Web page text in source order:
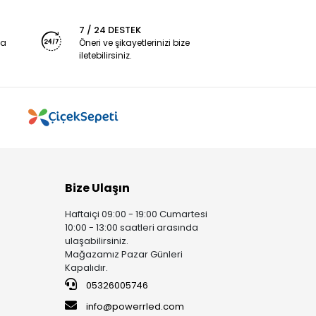
7 / 24 DESTEK
Öneri ve şikayetlerinizi bize
iletebilirsiniz.
Bize Ulaşın
Haftaiçi 09:00 - 19:00 Cumartesi
10:00 - 13:00 saatleri arasında
ulaşabilirsiniz.
Mağazamız Pazar Günleri
Kapalıdır.
05326005746
info@powerrled.com